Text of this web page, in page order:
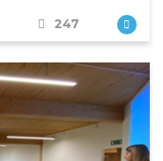
247